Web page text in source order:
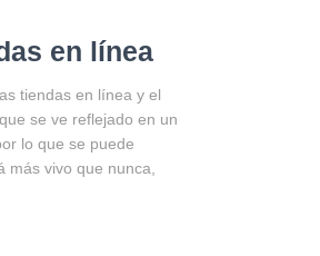
en línea
tiendas en línea y el
se ve reflejado en un
lo que se puede
vivo que nunca,